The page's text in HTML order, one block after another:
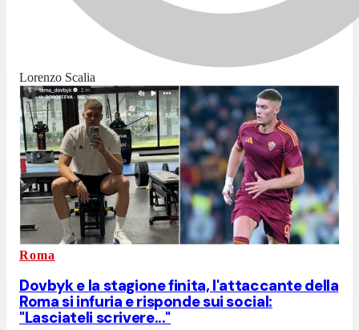
Lorenzo Scalia
Roma
Dovbyk e la stagione finita, l'attaccante della
Roma si infuria e risponde sui social:
"Lasciateli scrivere..."